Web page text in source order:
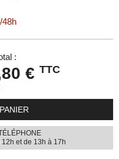
48h
:
€ TTC
et de 13h à 17h